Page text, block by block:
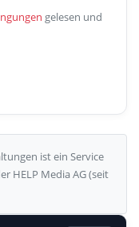
gelesen und
ist ein Service
HELP Media AG (seit